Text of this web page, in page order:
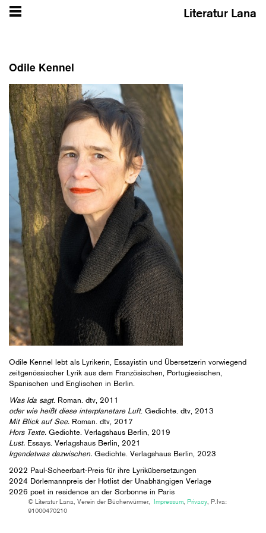
Odile Kennel
Odile Kennel lebt als Lyrikerin, Essayistin und Übersetzerin vorwiegend
zeitgenössischer Lyrik aus dem Französischen, Portugiesischen,
Spanischen und Englischen in Berlin.
Was Ida sagt. Roman. dtv, 2011
oder wie heißt diese interplanetare Luft. Gedichte. dtv, 2013
Mit Blick auf See. Roman. dtv, 2017
Hors Texte. Gedichte. Verlagshaus Berlin, 2019
Lust. Essays. Verlagshaus Berlin, 2021
Irgendetwas dazwischen. Gedichte. Verlagshaus Berlin, 2023
2022 Paul-Scheerbart-Preis für ihre Lyrikübersetzungen
2024 Dörlemannpreis der Hotlist der Unabhängigen Verlage
2026 poet in residence an der Sorbonne in Paris
© Literatur Lana, Verein der Bücherwürmer, Impressum, Privacy, P.Iva:
91000470210
Literatur Lana